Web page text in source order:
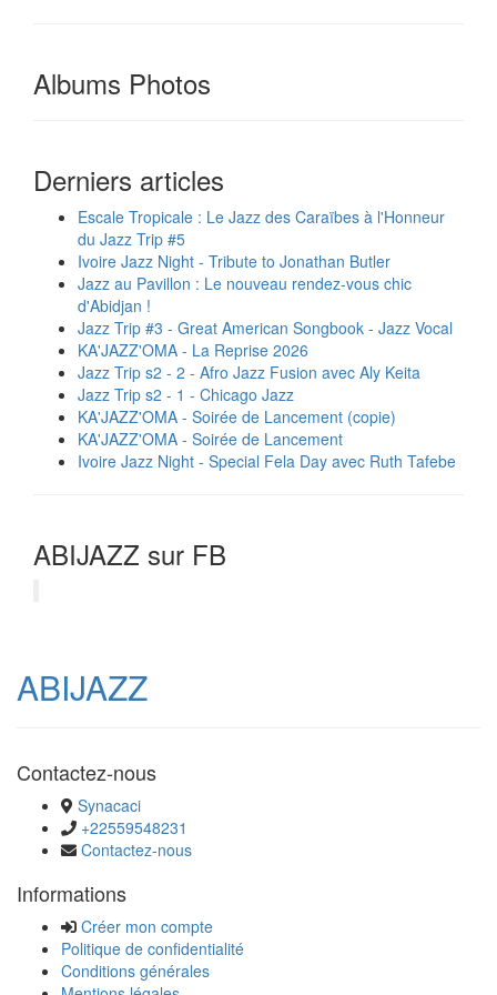
Albums Photos
Derniers articles
Escale Tropicale : Le Jazz des Caraïbes à l'Honneur
du Jazz Trip #5
Ivoire Jazz Night - Tribute to Jonathan Butler
Jazz au Pavillon : Le nouveau rendez-vous chic
d'Abidjan !
Jazz Trip #3 - Great American Songbook - Jazz Vocal
KA'JAZZ'OMA - La Reprise 2026
Jazz Trip s2 - 2 - Afro Jazz Fusion avec Aly Keita
Jazz Trip s2 - 1 - Chicago Jazz
KA'JAZZ'OMA - Soirée de Lancement (copie)
KA'JAZZ'OMA - Soirée de Lancement
Ivoire Jazz Night - Special Fela Day avec Ruth Tafebe
ABIJAZZ sur FB
ABIJAZZ
Contactez-nous
Synacaci
+22559548231
Contactez-nous
Informations
Créer mon compte
Politique de confidentialité
Conditions générales